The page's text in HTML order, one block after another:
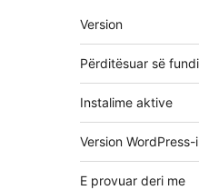
Të
tjera
Version
Përditësuar së
Instalime aktive
Version WordPress-i
E provuar deri me